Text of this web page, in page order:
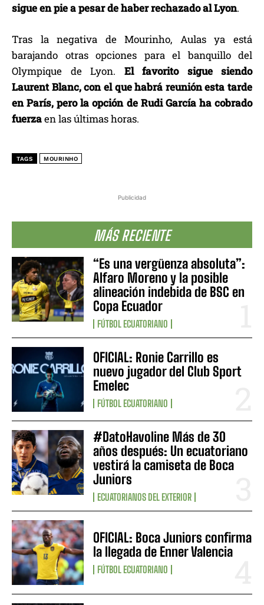
Publicidad
MÁS RECIENTE
“Es una vergüenza absoluta”:
Alfaro Moreno y la posible
alineación indebida de BSC en
Copa Ecuador
FÚTBOL ECUATORIANO
OFICIAL: Ronie Carrillo es
nuevo jugador del Club Sport
Emelec
FÚTBOL ECUATORIANO
#DatoHavoline Más de 30
años después: Un ecuatoriano
vestirá la camiseta de Boca
Juniors
ECUATORIANOS DEL EXTERIOR
OFICIAL: Boca Juniors confirma
la llegada de Enner Valencia
FÚTBOL ECUATORIANO
sigue en pie a pesar de haber rechazado al Lyon.
Tras la negativa de Mourinho, Aulas ya está
barajando otras opciones para el banquillo del
Olympique de Lyon. El favorito sigue siendo
Laurent Blanc, con el que habrá reunión esta tarde
en París, pero la opción de Rudi García ha cobrado
fuerzaen las últimas horas.
TAGS MOURINHO